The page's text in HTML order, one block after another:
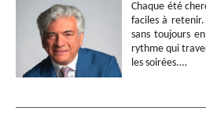
Chaque été
faciles à
sans toujours
rythme qui
les soirées.…